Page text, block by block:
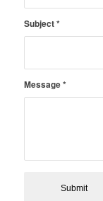
Subject*
Message*